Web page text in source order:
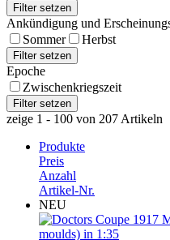
Ankündigung und
Sommer
Herbst
Epoche
Zwischenkriegszeit
zeige 1 - 100 von 207 Artikeln
Produkte
Preis
Anzahl
Artikel-Nr.
NEU